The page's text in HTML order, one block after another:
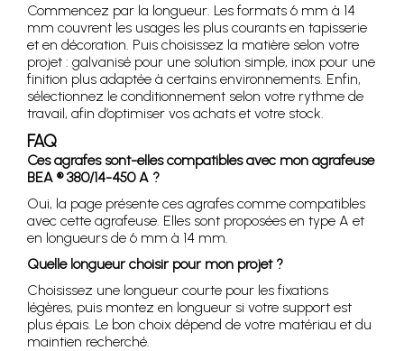
Commencez par la longueur. Les formats 6 mm à 14
mm couvrent les usages les plus courants en tapisserie
et en décoration. Puis choisissez la matière selon votre
projet : galvanisé pour une solution simple, inox pour une
finition plus adaptée à certains environnements. Enfin,
sélectionnez le conditionnement selon votre rythme de
travail, afin d’optimiser vos achats et votre stock.
FAQ
Ces agrafes sont-elles compatibles avec mon agrafeuse
BEA ® 380/14-450 A ?
Oui, la page présente ces agrafes comme compatibles
avec cette agrafeuse. Elles sont proposées en type A et
en longueurs de 6 mm à 14 mm.
Quelle longueur choisir pour mon projet ?
Choisissez une longueur courte pour les fixations
légères, puis montez en longueur si votre support est
plus épais. Le bon choix dépend de votre matériau et du
maintien recherché.